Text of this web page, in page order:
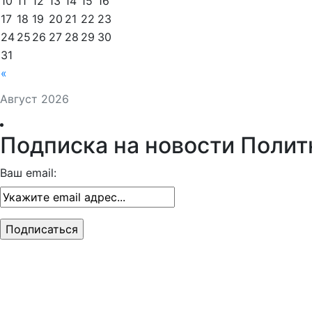
Август 2026
«
17 18 19 20 21 22 23
24 25 26 27 28 29 30
31
Подписка на новости
Ваш email: